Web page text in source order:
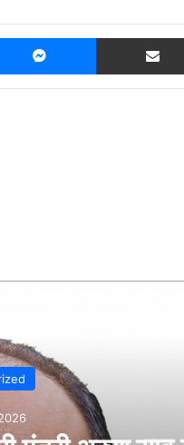
Messenger
August 7, 2026